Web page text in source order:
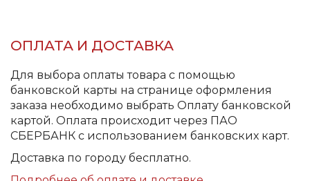
ОПЛАТА И ДОСТАВКА
Для выбора оплаты товара с помощью
банковской карты на странице оформления
заказа необходимо выбрать Оплату банковской
картой. Оплата происходит через ПАО
СБЕРБАНК с использованием банковских карт.
Доставка по городу бесплатно.